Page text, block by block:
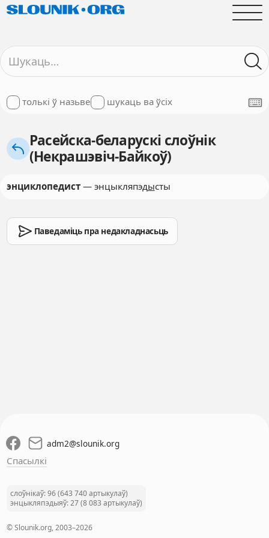
толькі ў назьве шукаць ва ўсіх
Расейска-беларускі слоўнік
(Некрашэвіч-Байкоў)
энциклопедист— энцыкляпэдысты
Паведаміць пра недакладнасьць
adm2@slounik.org
Спасылкі
слоўнікаў: 96 (643 740 артыкулаў)
энцыкляпэдыяў: 27 (8 083 артыкулаў)
© Slounik.org, 2003–2026